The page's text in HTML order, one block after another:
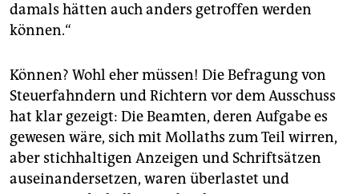
genossenschaft
damals hätten auch anders getroffen werden
können.“
Können? Wohl eher müssen! Die Befragung von
Steuerfahndern und Richtern vor dem Ausschuss
hat klar gezeigt: Die Beamten, deren Aufgabe es
gewesen wäre, sich mit Mollaths zum Teil wirren,
aber stichhaltigen Anzeigen und Schriftsätzen
auseinandersetzen, waren überlastet und